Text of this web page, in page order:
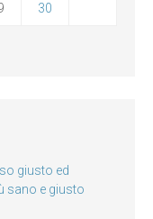
30
giusto ed
sano e giusto